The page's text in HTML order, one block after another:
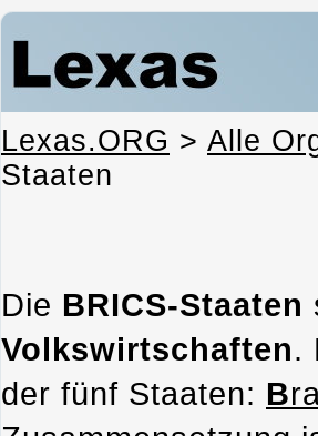
Lexas.ORG > Alle
Staaten
Die BRICS-Staaten
Volkswirtschaften.
der fünf Staaten: B